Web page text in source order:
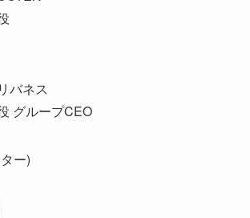
バネス
グループCEO
ー)